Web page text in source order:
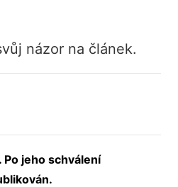
názor na článek.
jeho schválení